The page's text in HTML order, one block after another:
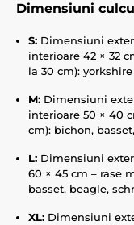
Dimensiuni
S: Dimensiuni
interioare 42 × 32
la 30 cm):
M: Dimensiuni
interioare 50 × 40
cm): bichon,
L: Dimensiuni
60 × 45 cm – rase
basset, beagle,
XL: Dimensiuni